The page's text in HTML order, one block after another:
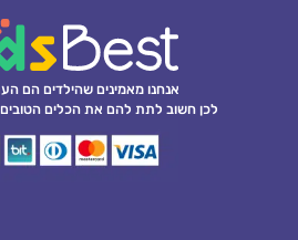
אנחנו מאמינים שהילדים הם
לכן חשוב לתת להם את הכלים